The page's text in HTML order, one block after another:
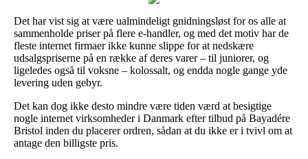
Det har vist sig at være ualmindeligt gnidningsløst for os alle at
sammenholde priser på flere e-handler, og med det motiv har de
fleste internet firmaer ikke kunne slippe for at nedskære
udsalgspriserne på en række af deres varer – til juniorer, og
ligeledes også til voksne – kolossalt, og endda nogle gange yde
levering uden gebyr.
Det kan dog ikke desto mindre være tiden værd at besigtige
nogle internet virksomheder i Danmark efter tilbud på Bayadére
Bristol inden du placerer ordren, sådan at du ikke er i tvivl om at
antage den billigste pris.